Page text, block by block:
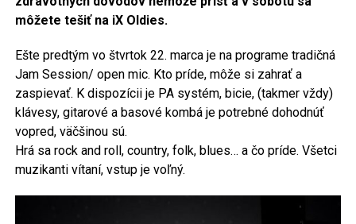
môžete tešiť na iX Oldies.
Ešte predtým vo štvrtok 22. marca je na programe tradičná
Jam Session/ open mic. Kto príde, môže si zahrať a
zaspievať. K dispozícii je PA systém, bicie, (takmer vždy)
klávesy, gitarové a basové kombá je potrebné dohodnúť
vopred, väčšinou sú.
Hrá sa rock and roll, country, folk, blues… a čo príde. Všetci
muzikanti vítaní, vstup je voľný.